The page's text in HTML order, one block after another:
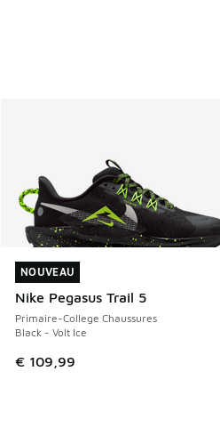
NOUVEAU
Nike Pegasus Trail 5
Primaire-College Chaussures
Black - Volt Ice
€ 109,99
NOUVEAU